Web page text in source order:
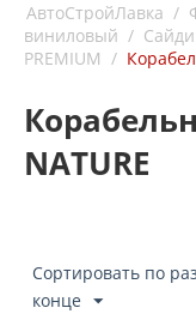
АвтоСтройЛавка /
виниловый /
PREMIUM /
NATURE
Сортировать по
конце